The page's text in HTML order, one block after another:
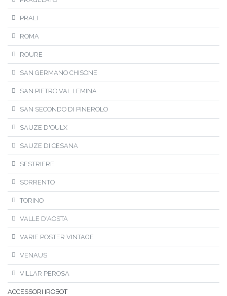
PRALI
ROMA
ROURE
SAN GERMANO CHISONE
SAN PIETRO VAL LEMINA
SAN SECONDO DI PINEROLO
SAUZE D'OULX
SAUZE DI CESANA
SESTRIERE
SORRENTO
TORINO
VALLE D'AOSTA
VARIE POSTER VINTAGE
VENAUS
VILLAR PEROSA
ACCESSORI IROBOT